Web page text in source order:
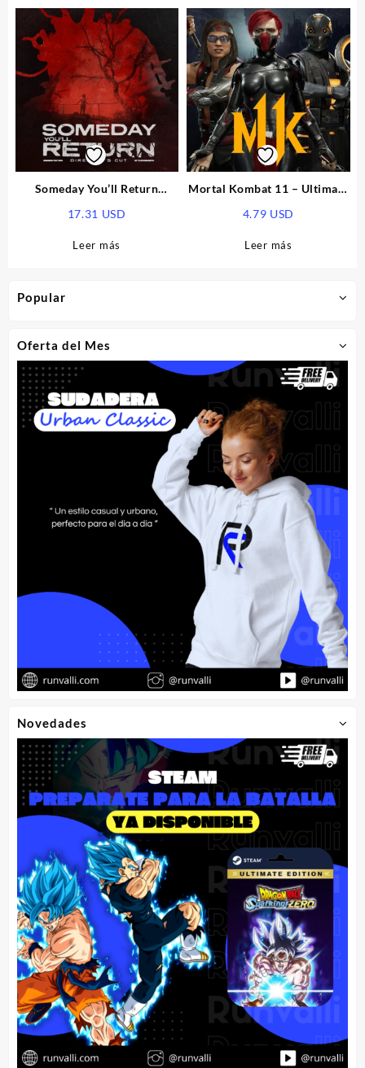
Popular
Oferta del Mes
Novedades
Someday You’ll Return
17.31 USD
Leer más
Mortal Kombat 11 – Ultimate
EU PS5 CD Key
4.79 USD
Leer más